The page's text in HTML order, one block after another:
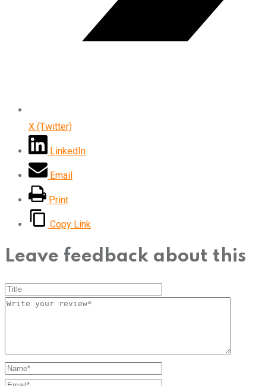
X (Twitter)
LinkedIn
Email
Print
Copy Link
Leave feedback about this